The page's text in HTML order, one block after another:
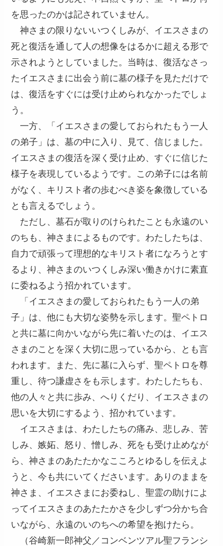
を思ったのかは記されていません。
神さまの限りないいつくしみが、イエスさまの
死と復活を通して人の想像をはるかに超える形で
示されようとしていました。当時は、復活なさっ
たイエスさまに出会う前に墓の様子を見ただけで
は、復活をすぐには受け止められなかったでしょ
う。
一方、「イエスさまの愛しておられたもう一人
の弟子」は、墓の中に入り、見て、信じました。
イエスさまの復活を深く受け止め、すぐに信じた
様子を表現しているようです。この弟子には名前
がなく、キリスト者の歩むべき姿を象徴している
とも言えるでしょう。
ただし、墓石が取りのけられたことも永遠のい
のちも、神さまによるものです。わたしたちは、
自力で頑張って理想的なキリスト者になろうとす
るより、神さまのいつくしみ深い働きかけに素直
に委ねるよう招かれています。
「イエスさまの愛しておられたもう一人の弟
子」は、他にも大切な姿勢を示します。聖ペトロ
と共に墓に向かいながら先に着いたのは、イエス
さまのことを深く大切に思っているから、とも言
われます。また、先に墓に入らず、聖ペトロを尊
重し、待つ謙虚さをも示します。わたしたちも、
他の人々と共に歩み、へりくだり、イエスさまの
思いを大切にするよう、招かれています。
イエスさまは、わたしたちの痛み、悲しみ、苦
しみ、嫉妬、怒り、憎しみ、死をも受け止めなが
ら、神さまのあたたかなこころとゆるしを伝えよ
うと、今も共にいてくださいます。ありのままを
神さま、イエスさまにお委ねし、聖霊の助けによ
ってイエスさまのあたたかさを少しずつ分かち合
いながら、永遠のいのちへの希望を抱けたら。
（谷崎新一郎神父／コンベンツアル聖フランシ